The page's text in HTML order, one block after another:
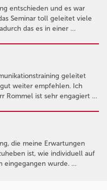
entschieden und es war
Seminar toll geleitet viele
das es in einer …
geleitet
weiter empfehlen. Ich
Rommel ist sehr engagiert …
die meine Erwartungen
ist, wie individuell auf
eingegangen wurde. …